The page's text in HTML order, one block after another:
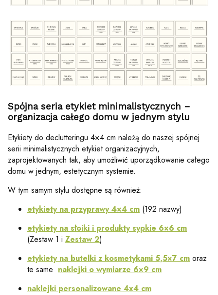
Spójna seria etykiet minimalistycznych –
organizacja całego domu w jednym stylu
Etykiety do declutteringu 4×4 cm należą do naszej spójnej
serii minimalistycznych etykiet organizacyjnych,
zaprojektowanych tak, aby umożliwić uporządkowanie całego
domu w jednym, estetycznym systemie.
W tym samym stylu dostępne są również:
etykiety na przyprawy 4×4 cm (192 nazwy)
etykiety na słoiki i produkty sypkie 6×6 cm
(Zestaw 1 i Zestaw 2)
etykiety na butelki z kosmetykami 5,5×7 cm oraz
te same naklejki o wymiarze 6×9 cm
naklejki personalizowane 4x4 cm